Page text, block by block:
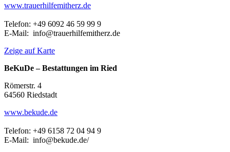
www.trauerhilfemitherz.de
Telefon: +49 6092 46 59 99 9
E-Mail: info@trauerhilfemitherz.de
Zeige auf Karte
BeKuDe – Bestattungen im Ried
Römerstr. 4
64560 Riedstadt
www.bekude.de
Telefon: +49 6158 72 04 94 9
E-Mail: info@bekude.de/